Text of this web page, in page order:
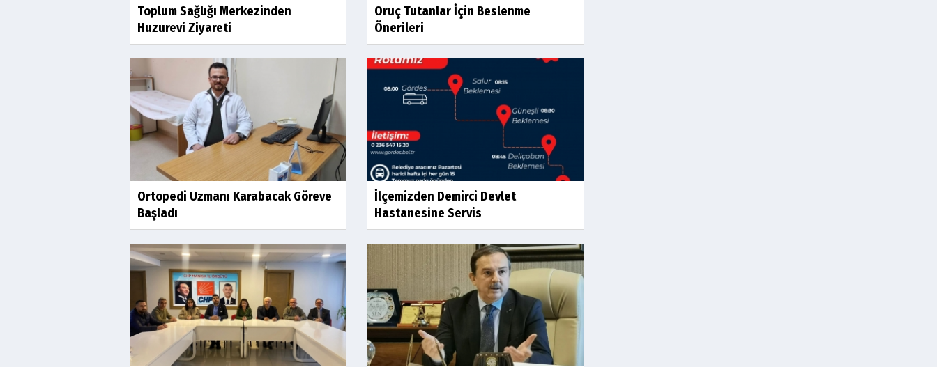
Toplum Sağlığı Merkezinden
Huzurevi Ziyareti
Oruç Tutanlar İçin Beslenme
Önerileri
Ortopedi Uzmanı Karabacak Göreve
Başladı
İlçemizden Demirci Devlet
Hastanesine Servis